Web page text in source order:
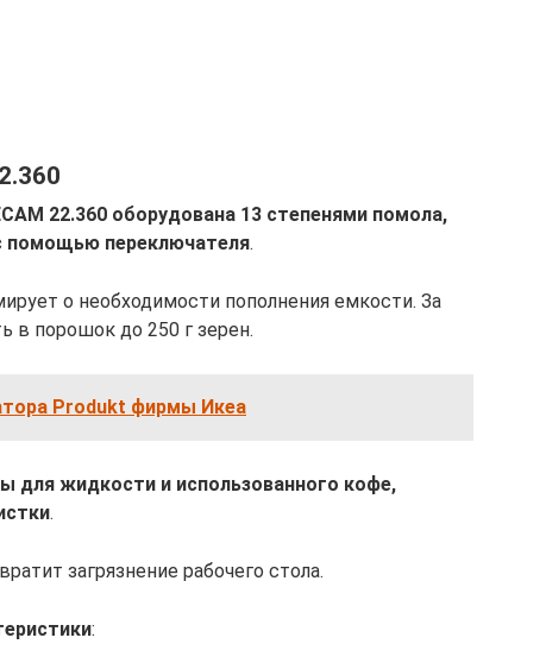
22.360 оборудована 13 степенями помола,
помощью переключателя.
о необходимости пополнения емкости. За
в порошок до 250 г зерен.
Produkt фирмы Икеа
для жидкости и использованного кофе,
.
загрязнение рабочего стола.
: